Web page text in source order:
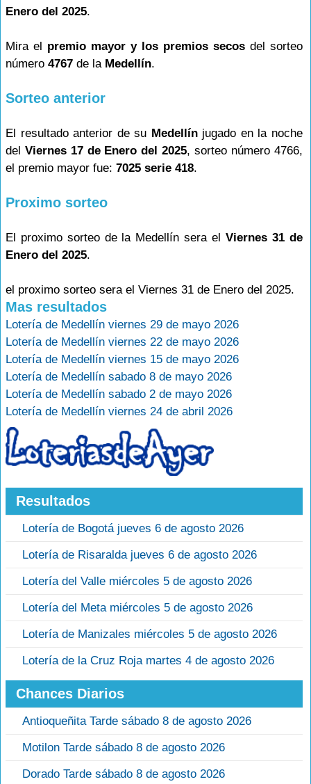
Enero del 2025.
Mira el premio mayor y los premios secosdel sorteo
número 4767 de la Medellín.
Sorteo anterior
El resultado anterior de su Medellínjugado en la noche
del Viernes 17 de Enero del 2025, sorteo número 4766,
el premio mayor fue: 7025 serie 418.
Proximo sorteo
El proximo sorteo de la Medellín sera el Viernes 31 de
Enero del 2025.
el proximo sorteo sera el Viernes 31 de Enero del 2025.
Mas resultados
Lotería de Medellín viernes 29 de mayo 2026
Lotería de Medellín viernes 22 de mayo 2026
Lotería de Medellín viernes 15 de mayo 2026
Lotería de Medellín sabado 8 de mayo 2026
Lotería de Medellín sabado 2 de mayo 2026
Lotería de Medellín viernes 24 de abril 2026
Resultados
Lotería de Bogotá jueves 6 de agosto 2026
Lotería de Risaralda jueves 6 de agosto 2026
Lotería del Valle miércoles 5 de agosto 2026
Lotería del Meta miércoles 5 de agosto 2026
Lotería de Manizales miércoles 5 de agosto 2026
Lotería de la Cruz Roja martes 4 de agosto 2026
Chances Diarios
Antioqueñita Tarde sábado 8 de agosto 2026
Motilon Tarde sábado 8 de agosto 2026
Dorado Tarde sábado 8 de agosto 2026